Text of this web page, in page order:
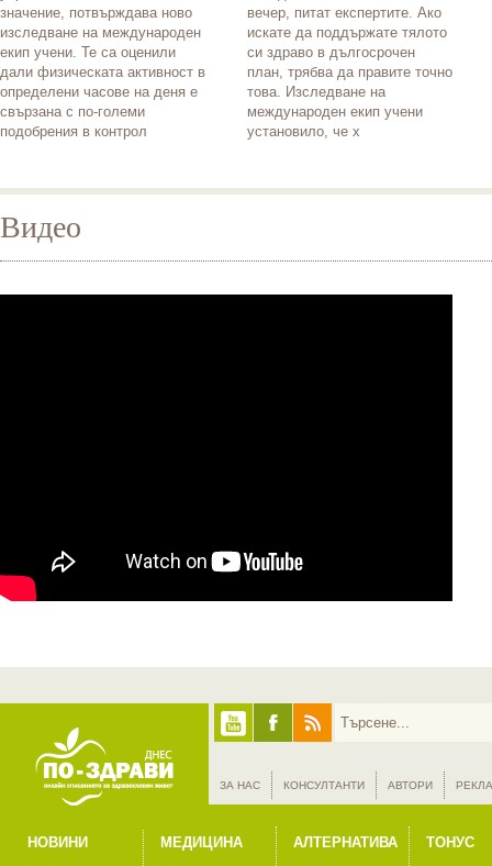
значение, потвърждава ново
изследване на международен
екип учени. Те са оценили
дали физическата активност в
определени часове на деня е
свързана с по-големи
подобрения в контрол
вечер, питат експертите. Ако
искате да поддържате тялото
си здраво в дългосрочен
план, трябва да правите точно
това. Изследване на
международен екип учени
установило, че х
Видео
ЗА НАС КОНСУЛТАНТИ АВТОРИ
НОВИНИ
МЕДИЦИНА
АЛТЕРНАТИВА
ТОНУС